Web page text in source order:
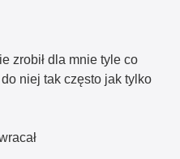
zrobił dla mnie tyle co
niej tak często jak tylko